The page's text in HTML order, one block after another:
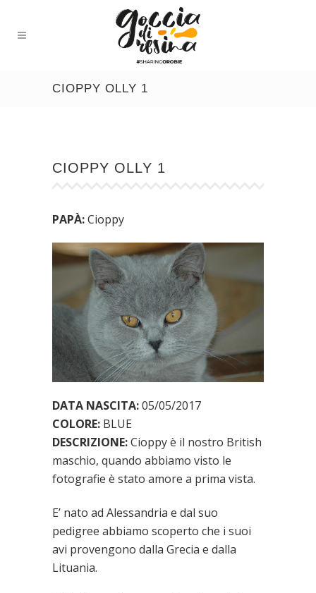
CIOPPY OLLY 1
CIOPPY OLLY 1
PAPÀ:Cioppy
DATA NASCITA:05/05/2017
COLORE: BLUE
DESCRIZIONE:Cioppy è il nostro British
maschio, quando abbiamo visto le
fotografie è stato amore a prima vista.
E’ nato ad Alessandria e dal suo
pedigree abbiamo scoperto che i suoi
avi provengono dalla Grecia e dalla
Lituania.